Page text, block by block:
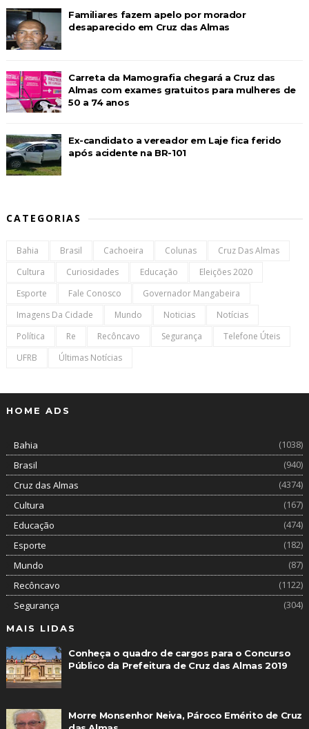
Familiares fazem apelo por morador
desaparecido em Cruz das Almas
Carreta da Mamografia chegará a Cruz das
Almas com exames gratuitos para mulheres de
50 a 74 anos
Ex-candidato a vereador em Laje fica ferido
após acidente na BR-101
CATEGORIAS
Bahia Brasil Cachoeira Colunas
Cruz Das Almas
Cultura
Curiosidades Educação
Eleições 2020
Esporte
Fale Conosco
Governador Mangabeira
Imagens Da Cidade
Mundo Noticias
Notícias
Política
Re Recôncavo Segurança
Telefone Úteis
UFRB
Últimas Notícias
HOME ADS
Bahia
(1038)
Brasil
(940)
Cruz das Almas
(4374)
Cultura
(167)
Educação
(474)
Esporte
(182)
Mundo
(87)
Recôncavo
(1122)
Segurança
(304)
MAIS LIDAS
Conheça o quadro de cargos para o Concurso
Público da Prefeitura de Cruz das Almas 2019
Morre Monsenhor Neiva, Pároco Emérito de Cruz